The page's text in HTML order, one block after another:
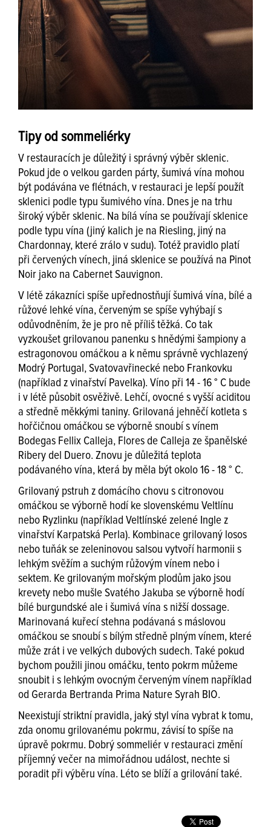
Tipy od sommeliérky
V restauracích je důležitý i správný výběr sklenic.
Pokud jde o velkou garden párty, šumivá vína mohou
být podávána ve flétnách, v restauraci je lepší použít
sklenici podle typu šumivého vína. Dnes je na trhu
široký výběr sklenic. Na bílá vína se používají sklenice
podle typu vína (jiný kalich je na Riesling, jiný na
Chardonnay, které zrálo v sudu). Totéž pravidlo platí
při červených vínech, jiná sklenice se používá na Pinot
Noir jako na Cabernet Sauvignon.
V létě zákazníci spíše upřednostňují šumivá vína, bílé a
růžové lehké vína, červeným se spíše vyhýbají s
odůvodněním, že je pro ně příliš těžká. Co tak
vyzkoušet grilovanou panenku s hnědými šampiony a
estragonovou omáčkou a k němu správně vychlazený
Modrý Portugal, Svatovavřinecké nebo Frankovku
(například z vinařství Pavelka). Víno při 14 - 16 ° C bude
i v létě působit osvěživě. Lehčí, ovocné s vyšší aciditou
a středně měkkými taniny. Grilovaná jehněčí kotleta s
hořčičnou omáčkou se výborně snoubí s vínem
Bodegas Fellix Calleja, Flores de Calleja ze španělské
Ribery del Duero. Znovu je důležitá teplota
podávaného vína, která by měla být okolo 16 - 18 ° C.
Grilovaný pstruh z domácího chovu s citronovou
omáčkou se výborně hodí ke slovenskému Veltlínu
nebo Ryzlinku (například Veltlínské zelené Ingle z
vinařství Karpatská Perla). Kombinace grilovaný losos
nebo tuňák se zeleninovou salsou vytvoří harmonii s
lehkým svěžím a suchým růžovým vínem nebo i
sektem. Ke grilovaným mořským plodům jako jsou
krevety nebo mušle Svatého Jakuba se výborně hodí
bílé burgundské ale i šumivá vína s nižší dossage.
Marinovaná kuřecí stehna podávaná s máslovou
omáčkou se snoubí s bílým středně plným vínem, které
může zrát i ve velkých dubových sudech. Také pokud
bychom použili jinou omáčku, tento pokrm můžeme
snoubit i s lehkým ovocným červeným vínem například
od Gerarda Bertranda Prima Nature Syrah BIO.
Neexistují striktní pravidla, jaký styl vína vybrat k tomu,
zda onomu grilovanému pokrmu, závisí to spíše na
úpravě pokrmu. Dobrý sommeliér v restauraci změní
příjemný večer na mimořádnou událost, nechte si
poradit při výběru vína. Léto se blíží a grilování také.